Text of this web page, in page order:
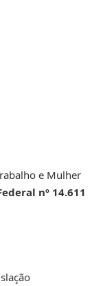
e Mulher
nº 14.611